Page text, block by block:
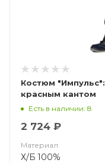
Костюм
красным кантом
Есть в наличии: 8
2 724 ₽
Материал
Х/Б 100%